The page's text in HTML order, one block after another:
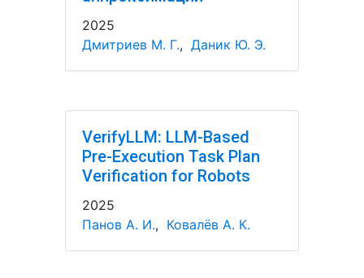
2025
Дмитриев М. Г., Даник Ю. Э.
VerifyLLM: LLM-Based
Pre-Execution Task Plan
Verification for Robots
2025
Панов А. И., Ковалёв А. К.